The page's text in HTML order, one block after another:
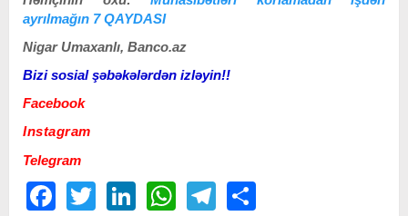
ayrılmağın 7 QAYDASI
Nigar Umaxanlı, Banco.az
Bizi sosial şəbəkələrdən izləyin!!
Facebook
Instagram
Telegram
FacebookTwitter LinkedIn WhatsAppTelegram